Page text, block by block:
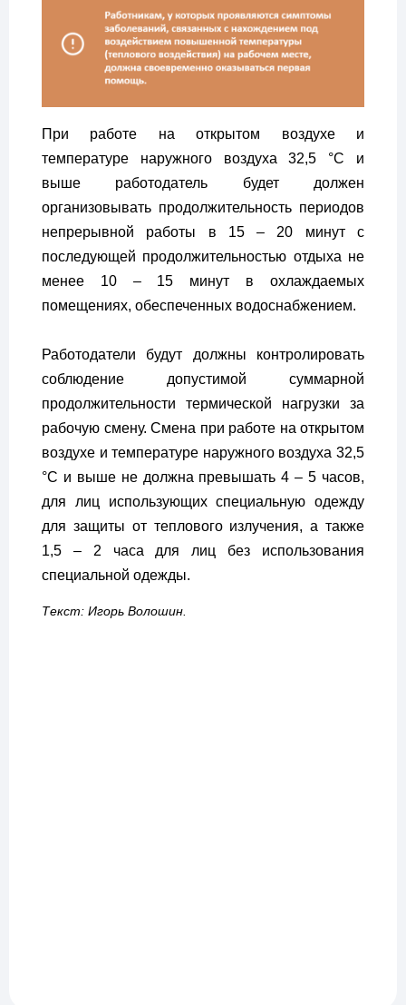
При работе на открытом воздухе и
температуре наружного воздуха 32,5 °C и
выше работодатель будет должен
организовывать продолжительность периодов
непрерывной работы в 15 – 20 минут с
последующей продолжительностью отдыха не
менее 10 – 15 минут в охлаждаемых
помещениях, обеспеченных водоснабжением.
Работодатели будут должны контролировать
соблюдение допустимой суммарной
продолжительности термической нагрузки за
рабочую смену. Смена при работе на открытом
воздухе и температуре наружного воздуха 32,5
°C и выше не должна превышать 4 – 5 часов,
для лиц использующих специальную одежду
для защиты от теплового излучения, а также
1,5 – 2 часа для лиц без использования
специальной одежды.
Текст: Игорь Волошин.